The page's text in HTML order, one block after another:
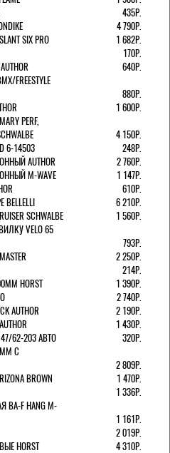
435Р.
4 790Р.
SIX PRO
1 682Р.
170Р.
640Р.
FREESTYLE
880Р.
1 600Р.
PERF,
4 150Р.
6-14503
248Р.
AUTHOR
2 760Р.
M-WAVE
1 147Р.
610Р.
6 210Р.
SCHWALBE
1 560Р.
VELO 65
793Р.
2 250Р.
214Р.
HORST
1 390Р.
2 740Р.
AUTHOR
2 190Р.
1 430Р.
62-203 АВТО
320Р.
С
2 809Р.
BROWN
1 470Р.
1 336Р.
F HANG M-
1 161Р.
2 019Р.
HORST
4 310Р.